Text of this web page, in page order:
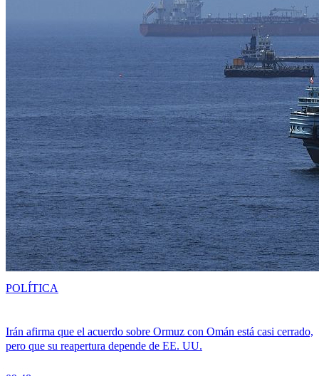
Irán afirma que el acuerdo sobre Ormuz con Omán está casi cerrado,
pero que su reapertura depende de EE. UU.
POLÍTICA